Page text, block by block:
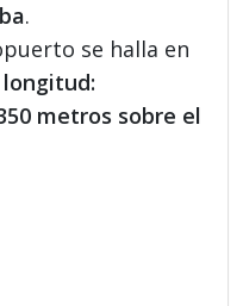
.
se halla en
longitud:
metros sobre el